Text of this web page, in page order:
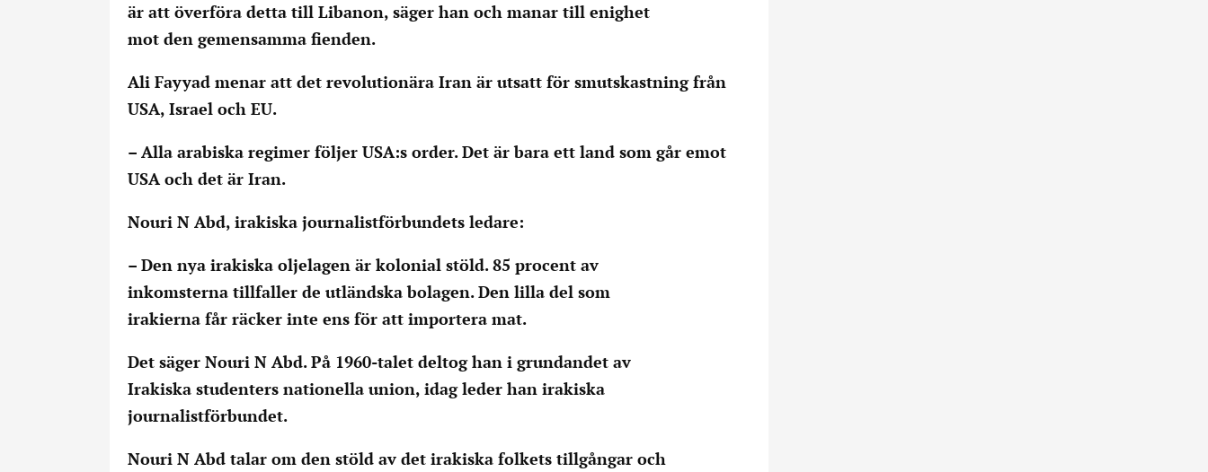
är att överföra detta till Libanon, säger han och manar till enighet
mot den gemensamma fienden.
Ali Fayyad menar att det revolutionära Iran är utsatt för smutskastning från
USA, Israel och EU.
– Alla arabiska regimer följer USA:s order. Det är bara ett land som går emot
USA och det är Iran.
Nouri N Abd, irakiska journalistförbundets ledare:
– Den nya irakiska oljelagen är kolonial stöld. 85 procent av
inkomsterna tillfaller de utländska bolagen. Den lilla del som
irakierna får räcker inte ens för att importera mat.
Det säger Nouri N Abd. På 1960-talet deltog han i grundandet av
Irakiska studenters nationella union, idag leder han irakiska
journalistförbundet.
Nouri N Abd talar om den stöld av det irakiska folkets tillgångar och